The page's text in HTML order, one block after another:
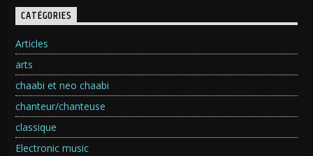
CATÉGORIES
Articles
arts
chaabi et neo chaabi
chanteur/chanteuse
classique
Electronic music